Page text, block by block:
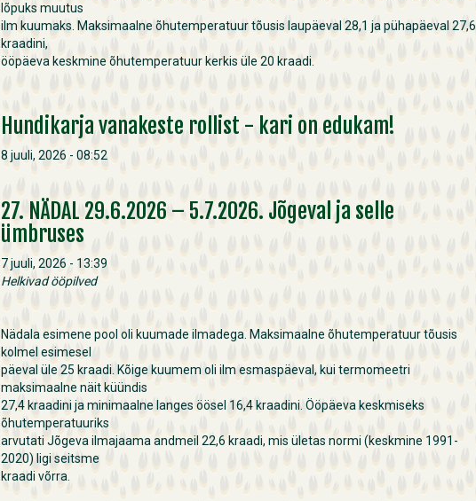
lõpuks muutus
ilm kuumaks. Maksimaalne õhutemperatuur tõusis laupäeval 28,1 ja pühapäeval 27,6
kraadini,
ööpäeva keskmine õhutemperatuur kerkis üle 20 kraadi.
Hundikarja vanakeste rollist - kari on edukam!
8 juuli, 2026 - 08:52
27. NÄDAL 29.6.2026 – 5.7.2026. Jõgeval ja selle
ümbruses
7 juuli, 2026 - 13:39
Helkivad ööpilved
Nädala esimene pool oli kuumade ilmadega. Maksimaalne õhutemperatuur tõusis
kolmel esimesel
päeval üle 25 kraadi. Kõige kuumem oli ilm esmaspäeval, kui termomeetri
maksimaalne näit küündis
27,4 kraadini ja minimaalne langes öösel 16,4 kraadini. Ööpäeva keskmiseks
õhutemperatuuriks
arvutati Jõgeva ilmajaama andmeil 22,6 kraadi, mis ületas normi (keskmine 1991-
2020) ligi seitsme
kraadi võrra.